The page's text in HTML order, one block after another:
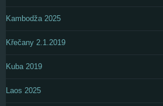
Kambodža 2025
Křečany 2.1.2019
Kuba 2019
Laos 2025